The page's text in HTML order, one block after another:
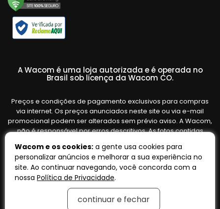
A Wacom é uma loja autorizada e é operada no
Brasil sob licença da Wacom CO.
Preços e condições de pagamento exclusivos para compras
via internet. Os preços anunciados neste site ou via e-mail
promocional podem ser alterados sem prévio aviso. A Wacom,
não é responsável por erros descritivos. As fotos contidas
variar de acordo com o fornecedor/lote do fabricante. Ofertas
válidas até o término de nossos estoques. Vendas sujeitas à
análise e confirmação de dados.
Wacom e os cookies: a gente usa cookies para
personalizar anúncios e melhorar a sua experiência no
site. Ao continuar navegando, você concorda com a
nossa Política de Privacidade.
continuar e fechar